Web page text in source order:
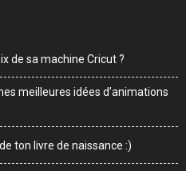
de sa machine Cricut ?
meilleures idées d’animations
ton livre de naissance :)